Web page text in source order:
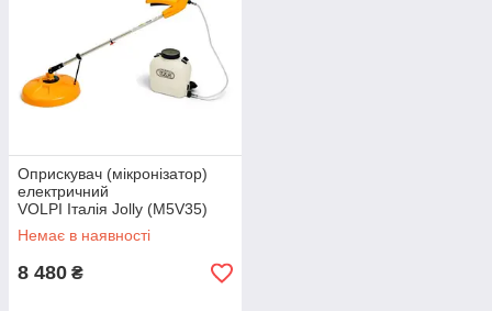
: потрібні спокійні погодні умови, бо дрібний
туман легко здуває вітер.
📌Якщо коротко:
Обприскувач→ універсальний, для різних робіт.
Оприскувач (мікронізатор)
електричний
VOLPI Італія Jolly (M5V35)
Немає в наявності
8 480 ₴